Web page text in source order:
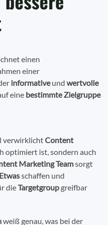
einen
einer
informativeund wertvolle
eine bestimmte Zielgruppe
verwirklichtContent
optimiert ist, sondern auch
Marketing Teamsorgt
Etwasschaffen und
dieTargetgroupgreifbar
weiß genau, was bei der